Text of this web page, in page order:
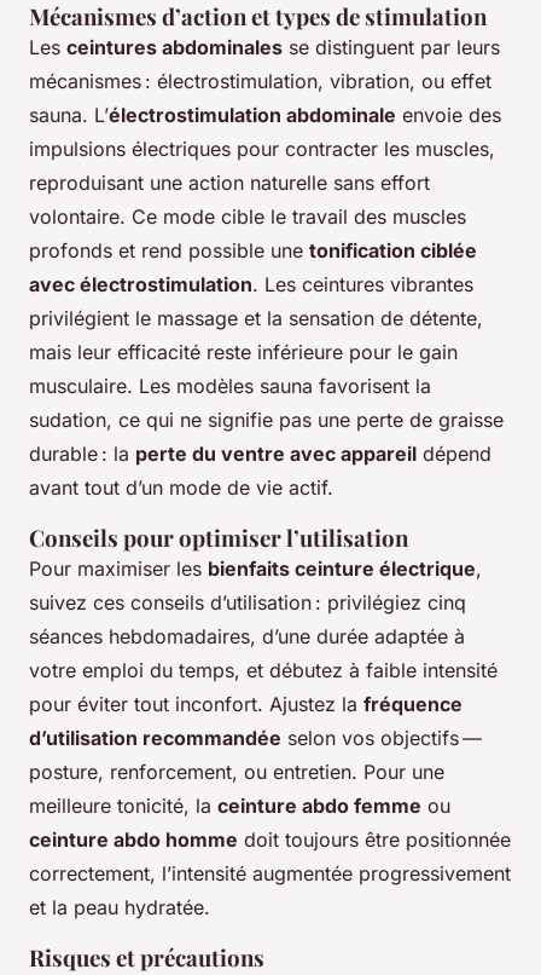
Mécanismes d’action et types de stimulation
Les ceintures abdominales se distinguent par leurs
mécanismes : électrostimulation, vibration, ou effet
sauna. L’électrostimulation abdominale envoie des
impulsions électriques pour contracter les muscles,
reproduisant une action naturelle sans effort
volontaire. Ce mode cible le travail des muscles
profonds et rend possible une tonification ciblée
avec électrostimulation. Les ceintures vibrantes
privilégient le massage et la sensation de détente,
mais leur efficacité reste inférieure pour le gain
musculaire. Les modèles sauna favorisent la
sudation, ce qui ne signifie pas une perte de graisse
durable : la perte du ventre avec appareil dépend
avant tout d’un mode de vie actif.
Conseils pour optimiser l’utilisation
Pour maximiser les bienfaits ceinture électrique,
suivez ces conseils d’utilisation : privilégiez cinq
séances hebdomadaires, d’une durée adaptée à
votre emploi du temps, et débutez à faible intensité
pour éviter tout inconfort. Ajustez la fréquence
d’utilisation recommandée selon vos objectifs —
posture, renforcement, ou entretien. Pour une
meilleure tonicité, la ceinture abdo femme ou
ceinture abdo homme doit toujours être positionnée
correctement, l’intensité augmentée progressivement
et la peau hydratée.
Risques et précautions